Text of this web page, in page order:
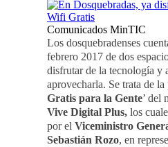
Comunicados MinTIC
Los dosquebradenses
febrero 2017 de dos
disfrutar de la tecnología y
aprovecharla. Se trata de la
Gratis para la Gente’ del
Vive Digital Plus, los
por el Viceministro
Sebastián Rozo, en